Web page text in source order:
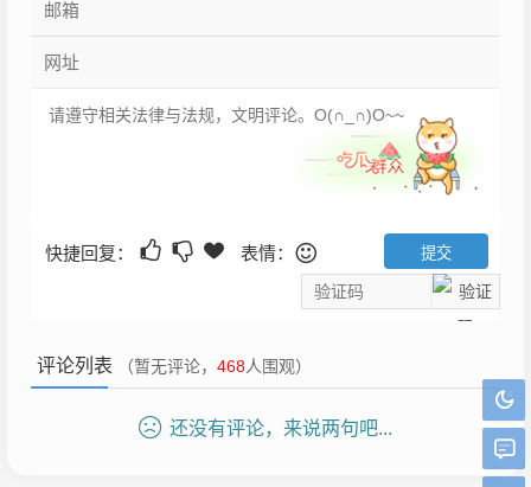
快捷回复： 表情：
评论列表 （暂无评论， 468人围观）
还没有评论，来说两句吧...